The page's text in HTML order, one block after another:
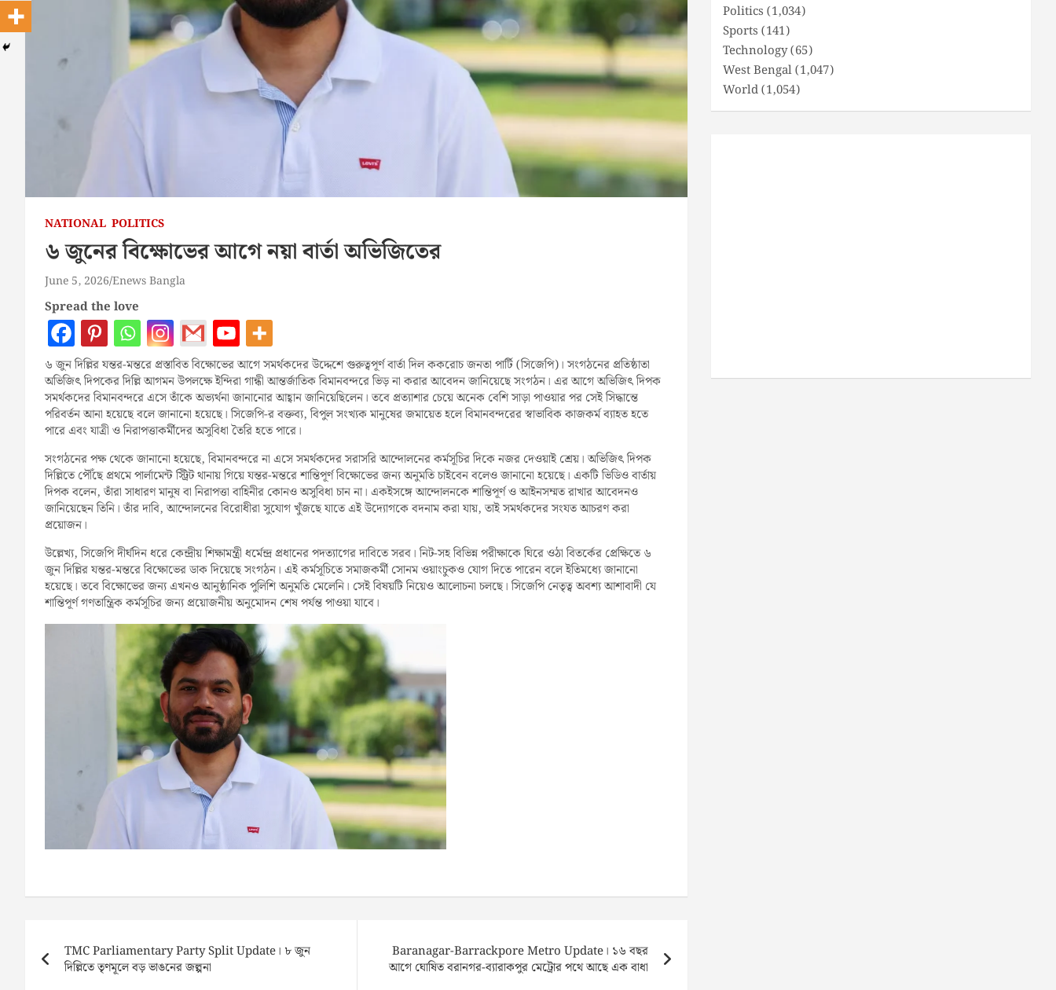
NATIONAL POLITICS
৬ জুনের বিক্ষোভের আগে নয়া বার্তা অভিজিতের
June 5, 2026 Enews Bangla
Spread the love
৬ জুন দিল্লির যন্তর-মন্তরে প্রস্তাবিত বিক্ষোভের আগে সমর্থকদের উদ্দেশে গুরুত্বপূর্ণ বার্তা দিল ককরোচ জনতা পার্টি (সিজেপি)। সংগঠনের প্রতিষ্ঠাতা
অভিজিৎ দিপকের দিল্লি আগমন উপলক্ষে ইন্দিরা গান্ধী আন্তর্জাতিক বিমানবন্দরে ভিড় না করার আবেদন জানিয়েছে সংগঠন। এর আগে অভিজিৎ দিপক
সমর্থকদের বিমানবন্দরে এসে তাঁকে অভ্যর্থনা জানানোর আহ্বান জানিয়েছিলেন। তবে প্রত্যাশার চেয়ে অনেক বেশি সাড়া পাওয়ার পর সেই সিদ্ধান্তে
পরিবর্তন আনা হয়েছে বলে জানানো হয়েছে। সিজেপি-র বক্তব্য, বিপুল সংখ্যক মানুষের জমায়েত হলে বিমানবন্দরের স্বাভাবিক কাজকর্ম ব্যাহত হতে
পারে এবং যাত্রী ও নিরাপত্তাকর্মীদের অসুবিধা তৈরি হতে পারে।
সংগঠনের পক্ষ থেকে জানানো হয়েছে, বিমানবন্দরে না এসে সমর্থকদের সরাসরি আন্দোলনের কর্মসূচির দিকে নজর দেওয়াই শ্রেয়। অভিজিৎ দিপক
দিল্লিতে পৌঁছে প্রথমে পার্লামেন্ট স্ট্রিট থানায় গিয়ে যন্তর-মন্তরে শান্তিপূর্ণ বিক্ষোভের জন্য অনুমতি চাইবেন বলেও জানানো হয়েছে। একটি ভিডিও বার্তায়
দিপক বলেন, তাঁরা সাধারণ মানুষ বা নিরাপত্তা বাহিনীর কোনও অসুবিধা চান না। একইসঙ্গে আন্দোলনকে শান্তিপূর্ণ ও আইনসম্মত রাখার আবেদনও
জানিয়েছেন তিনি। তাঁর দাবি, আন্দোলনের বিরোধীরা সুযোগ খুঁজছে যাতে এই উদ্যোগকে বদনাম করা যায়, তাই সমর্থকদের সংযত আচরণ করা
প্রয়োজন।
উল্লেখ্য, সিজেপি দীর্ঘদিন ধরে কেন্দ্রীয় শিক্ষামন্ত্রী ধর্মেন্দ্র প্রধানের পদত্যাগের দাবিতে সরব। নিট-সহ বিভিন্ন পরীক্ষাকে ঘিরে ওঠা বিতর্কের প্রেক্ষিতে ৬
জুন দিল্লির যন্তর-মন্তরে বিক্ষোভের ডাক দিয়েছে সংগঠন। এই কর্মসূচিতে সমাজকর্মী সোনম ওয়াংচুকও যোগ দিতে পারেন বলে ইতিমধ্যে জানানো
হয়েছে। তবে বিক্ষোভের জন্য এখনও আনুষ্ঠানিক পুলিশি অনুমতি মেলেনি। সেই বিষয়টি নিয়েও আলোচনা চলছে। সিজেপি নেতৃত্ব অবশ্য আশাবাদী যে
শান্তিপূর্ণ গণতান্ত্রিক কর্মসূচির জন্য প্রয়োজনীয় অনুমোদন শেষ পর্যন্ত পাওয়া যাবে।
navigation
TMC Parliamentary Party Split Update। ৮ জুন
দিল্লিতে তৃণমূলে বড় ভাঙনের জল্পনা
Baranagar-Barrackpore Metro Update। ১৬ বছর
আগে ঘোষিত বরানগর-ব্যারাকপুর মেট্রোর পথে আছে এক বাধা
Politics (1,034)
Sports (141)
Technology(65)
West Bengal(1,047)
World(1,054)